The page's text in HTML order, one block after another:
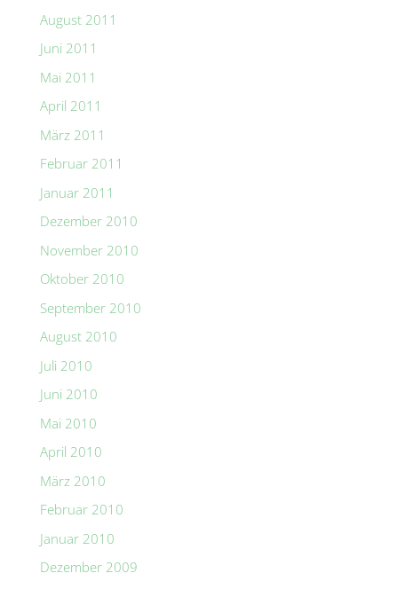
August 2011
Juni 2011
Mai 2011
April 2011
März 2011
Februar 2011
Januar 2011
Dezember 2010
November 2010
Oktober 2010
September 2010
August 2010
Juli 2010
Juni 2010
Mai 2010
April 2010
März 2010
Februar 2010
Januar 2010
Dezember 2009